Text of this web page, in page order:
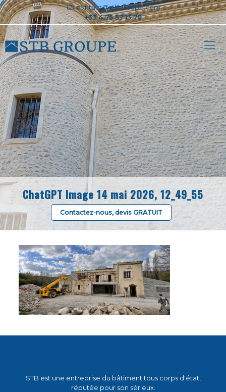
contact@stbgroupe.com
ChatGPT Image 14 mai 2026, 12_49_55
Contactez-nous, devis GRATUIT
STB est une entreprise du bâtiment tous corps d'état,
réputée pour son sérieux.